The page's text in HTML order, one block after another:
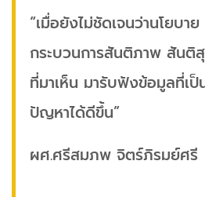
“เมื่อยังไม่ชัดเจนว่านโยบา
กระบวนการสันติภาพ สันติสุ
ที่มาเห็น มารับฟังข้อมูลที่เป็น
ปัญหาได้ดีขึ้น”
ผศ.ศรีสมภพ จิตร์ภิรมย์ศรี